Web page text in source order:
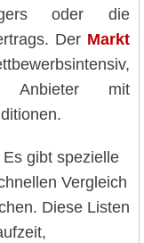
oder die
Der Markt
mit
gibt spezielle
Vergleich
Diese Listen